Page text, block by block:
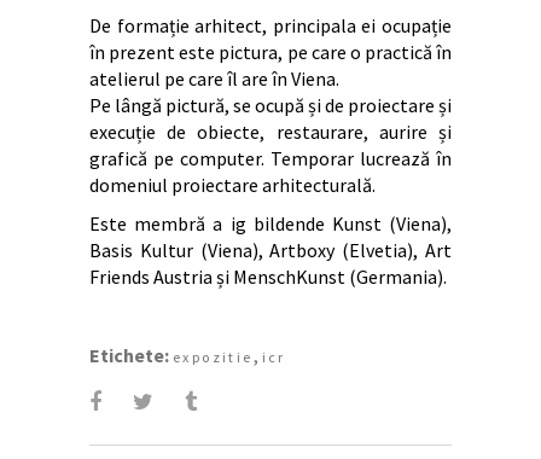
De formație arhitect, principala ei ocupație
în prezent este pictura, pe care o practică în
atelierul pe care îl are în Viena.
Pe lângă pictură, se ocupă și de proiectare și
execuție de obiecte, restaurare, aurire și
grafică pe computer. Temporar lucrează în
domeniul proiectare arhitecturală.
Este membră a ig bildende Kunst (Viena),
Basis Kultur (Viena), Artboxy (Elvetia), Art
Friends Austria și MenschKunst (Germania).
Etichete: expozitie , icr